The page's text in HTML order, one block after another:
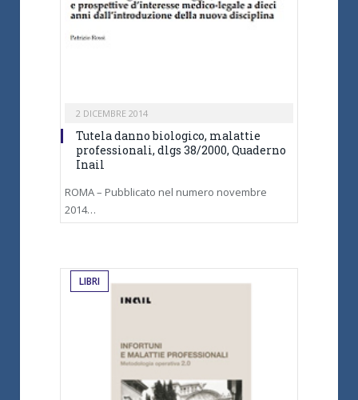
2 DICEMBRE 2014
Tutela danno biologico, malattie
professionali, dlgs 38/2000, Quaderno
Inail
ROMA – Pubblicato nel numero novembre
2014…
LIBRI